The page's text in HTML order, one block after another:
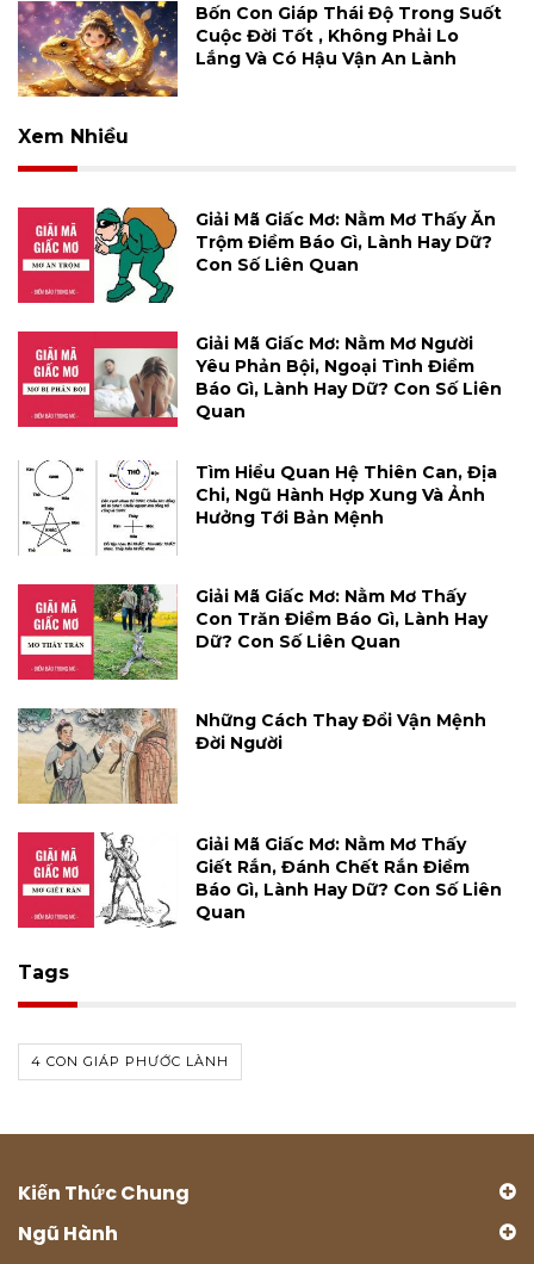
Bốn Con Giáp Thái Độ Trong Suốt
Cuộc Đời Tốt , Không Phải Lo
Lắng Và Có Hậu Vận An Lành
Xem Nhiều
Giải Mã Giấc Mơ: Nằm Mơ Thấy Ăn
Trộm Điềm Báo Gì, Lành Hay Dữ?
Con Số Liên Quan
Giải Mã Giấc Mơ: Nằm Mơ Người
Yêu Phản Bội, Ngoại Tình Điềm
Báo Gì, Lành Hay Dữ? Con Số Liên
Quan
Tìm Hiểu Quan Hệ Thiên Can, Địa
Chi, Ngũ Hành Hợp Xung Và Ảnh
Hưởng Tới Bản Mệnh
Giải Mã Giấc Mơ: Nằm Mơ Thấy
Con Trăn Điềm Báo Gì, Lành Hay
Dữ? Con Số Liên Quan
Những Cách Thay Đổi Vận Mệnh
Đời Người
Giải Mã Giấc Mơ: Nằm Mơ Thấy
Giết Rắn, Đánh Chết Rắn Điềm
Báo Gì, Lành Hay Dữ? Con Số Liên
Quan
Tags
4 CON GIÁP PHƯỚC LÀNH
Kiến Thức Chung
Ngũ Hành